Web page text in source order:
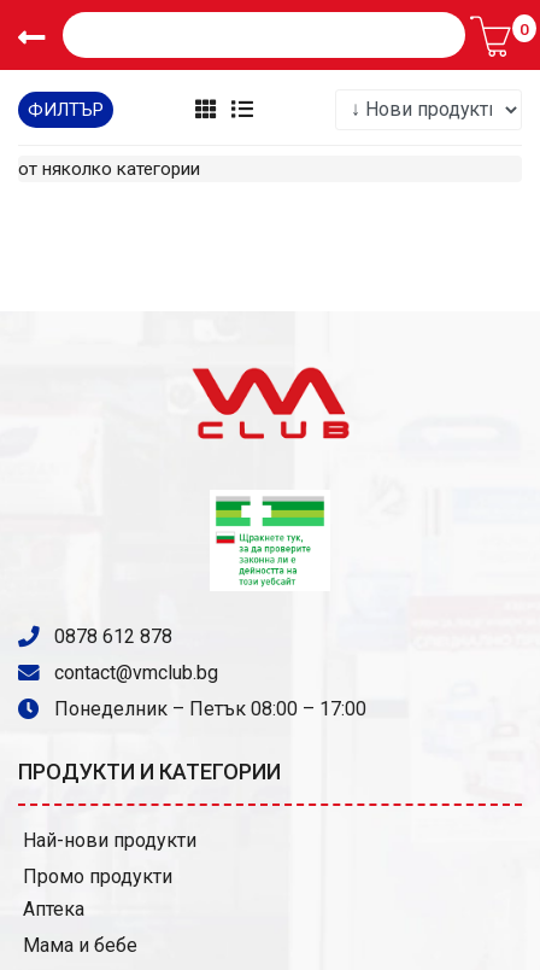
0
ФИЛТЪР
от няколко категории
0878 612 878
contact@vmclub.bg
Понеделник – Петък 08:00 – 17:00
ПРОДУКТИ И КАТЕГОРИИ
Най-нови продукти
Промо продукти
Аптека
Мама и бебе